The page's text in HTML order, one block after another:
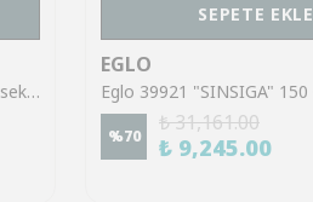
Eglo 43614 "LACEY" 159,5 Cm Yüksekliğinde Çelik, Ahşap Köşe Lambası Lambader
SEPETE EKLE
EGLO
%70
₺ 31,161.00
₺ 9,245.00